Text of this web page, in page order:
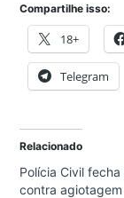
Compartilhe isso:
18+
Telegram
Relacionado
Polícia Civil
contra agiotagem